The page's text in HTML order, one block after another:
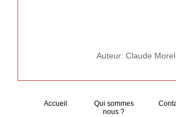
Auteur: Claude
Accueil
Qui sommes
nous ?